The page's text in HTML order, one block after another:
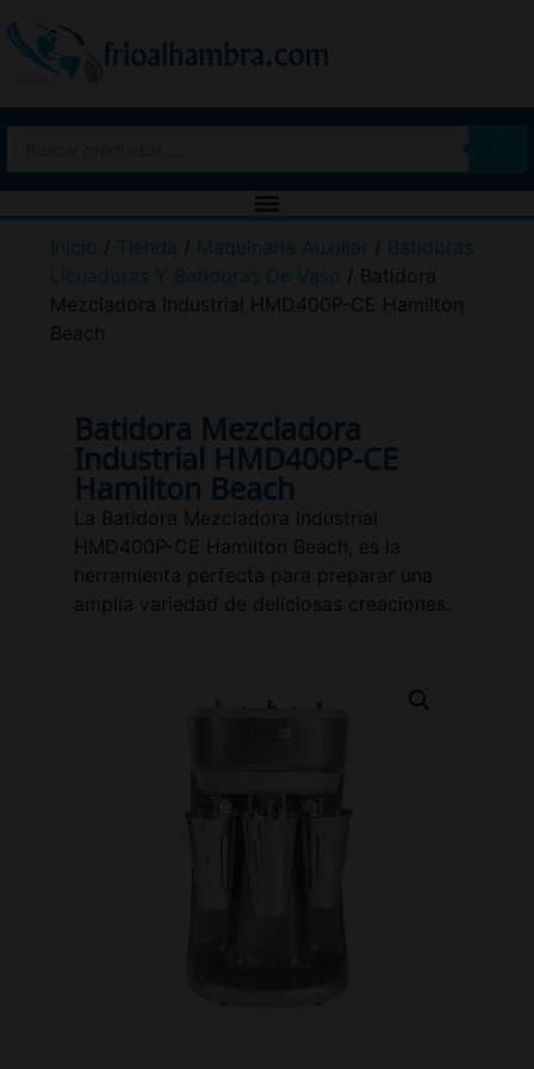
Inicio / Tienda / Maquinaria Auxiliar / Batidoras
Licuadoras Y Batidoras De Vaso / Batidora
Mezcladora Industrial HMD400P-CE Hamilton
Beach
Batidora Mezcladora
Industrial HMD400P-CE
Hamilton Beach
La Batidora Mezcladora Industrial
HMD400P-CE Hamilton Beach, es la
herramienta perfecta para preparar una
amplia variedad de deliciosas creaciones.